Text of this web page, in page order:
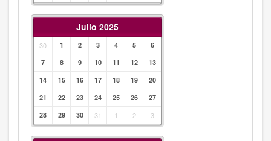
Julio 2025
30 1 2 3 4 5
6
7
8 9 10 11 12
13
14
15 16 17 18 19
20
21
22 23 24 25 26
27
28
29 30 31 1 2 3